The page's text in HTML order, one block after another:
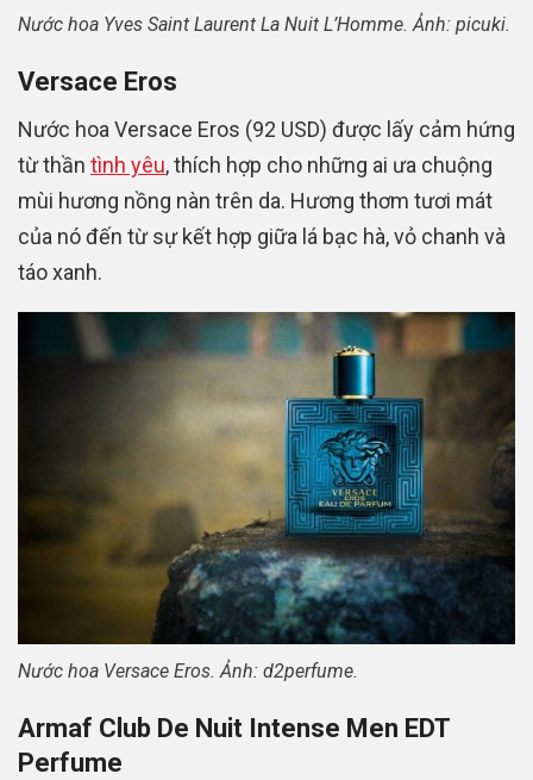
Nước hoa Yves Saint Laurent La Nuit L’Homme. Ảnh: picuki.
Versace Eros
Nước hoa Versace Eros (92 USD) được lấy cảm hứng
từ thần tình yêu, thích hợp cho những ai ưa chuộng
mùi hương nồng nàn trên da. Hương thơm tươi mát
của nó đến từ sự kết hợp giữa lá bạc hà, vỏ chanh và
táo xanh.
Nước hoa Versace Eros. Ảnh: d2perfume.
Armaf Club De Nuit Intense Men EDT
Perfume